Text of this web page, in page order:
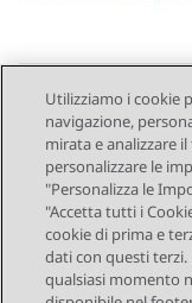
Send Feedback
Navigazione
Argomento
Utilizziamo i cookie
navigazione,
mirata e analizzare
personalizzare le
"Personalizza le
"Accetta tutti i
cookie di prima e
dati con questi
qualsiasi momento